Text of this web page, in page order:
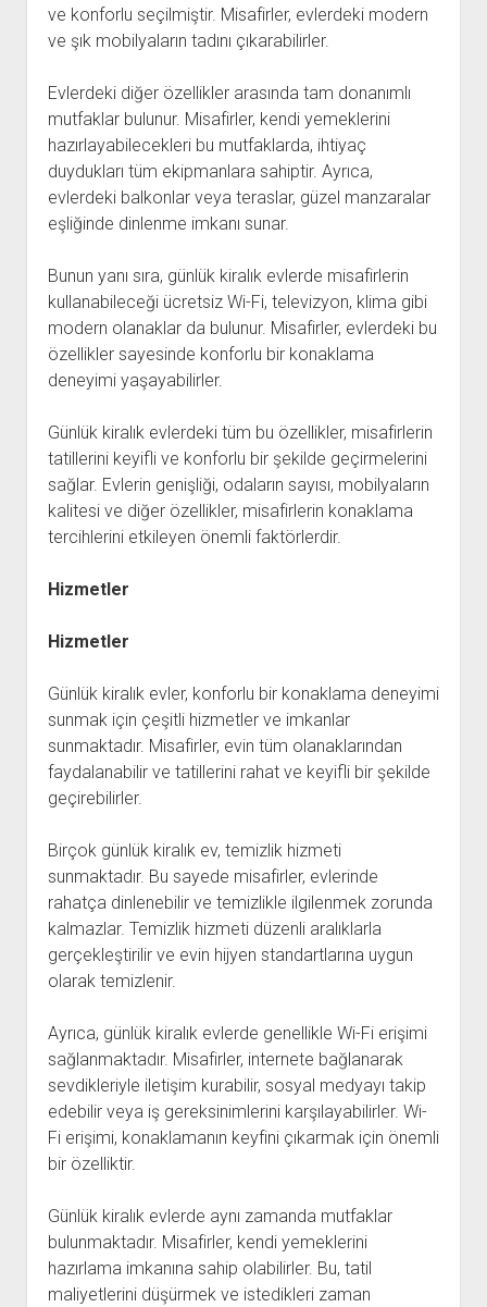
ve konforlu seçilmiştir. Misafirler, evlerdeki modern
ve şık mobilyaların tadını çıkarabilirler.
Evlerdeki diğer özellikler arasında tam donanımlı
mutfaklar bulunur. Misafirler, kendi yemeklerini
hazırlayabilecekleri bu mutfaklarda, ihtiyaç
duydukları tüm ekipmanlara sahiptir. Ayrıca,
evlerdeki balkonlar veya teraslar, güzel manzaralar
eşliğinde dinlenme imkanı sunar.
Bunun yanı sıra, günlük kiralık evlerde misafirlerin
kullanabileceği ücretsiz Wi-Fi, televizyon, klima gibi
modern olanaklar da bulunur. Misafirler, evlerdeki bu
özellikler sayesinde konforlu bir konaklama
deneyimi yaşayabilirler.
Günlük kiralık evlerdeki tüm bu özellikler, misafirlerin
tatillerini keyifli ve konforlu bir şekilde geçirmelerini
sağlar. Evlerin genişliği, odaların sayısı, mobilyaların
kalitesi ve diğer özellikler, misafirlerin konaklama
tercihlerini etkileyen önemli faktörlerdir.
Hizmetler
Hizmetler
Günlük kiralık evler, konforlu bir konaklama deneyimi
sunmak için çeşitli hizmetler ve imkanlar
sunmaktadır. Misafirler, evin tüm olanaklarından
faydalanabilir ve tatillerini rahat ve keyifli bir şekilde
geçirebilirler.
Birçok günlük kiralık ev, temizlik hizmeti
sunmaktadır. Bu sayede misafirler, evlerinde
rahatça dinlenebilir ve temizlikle ilgilenmek zorunda
kalmazlar. Temizlik hizmeti düzenli aralıklarla
gerçekleştirilir ve evin hijyen standartlarına uygun
olarak temizlenir.
Ayrıca, günlük kiralık evlerde genellikle Wi-Fi erişimi
sağlanmaktadır. Misafirler, internete bağlanarak
sevdikleriyle iletişim kurabilir, sosyal medyayı takip
edebilir veya iş gereksinimlerini karşılayabilirler. Wi-
Fi erişimi, konaklamanın keyfini çıkarmak için önemli
bir özelliktir.
Günlük kiralık evlerde aynı zamanda mutfaklar
bulunmaktadır. Misafirler, kendi yemeklerini
hazırlama imkanına sahip olabilirler. Bu, tatil
maliyetlerini düşürmek ve istedikleri zaman